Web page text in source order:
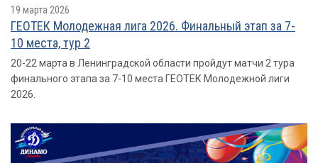
19 марта 2026
ГЕОТЕК Молодежная лига 2026. Финальный этап за 7-
10 места, тур 2
20-22 марта в Ленинградской области пройдут матчи 2 тура
финального этапа за 7-10 места ГЕОТЕК Молодежной лиги
2026.